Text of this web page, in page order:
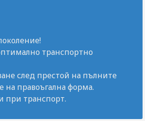
транспортно
след престой на пълните
на правоъгална форма.
при транспорт.